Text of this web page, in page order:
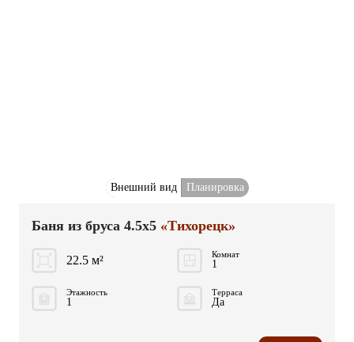
Внешний вид Планировка
Баня из бруса 4.5x5 «Тихорецк»
22.5 м² Комнат
1
Этажность
1
Терраса
Да